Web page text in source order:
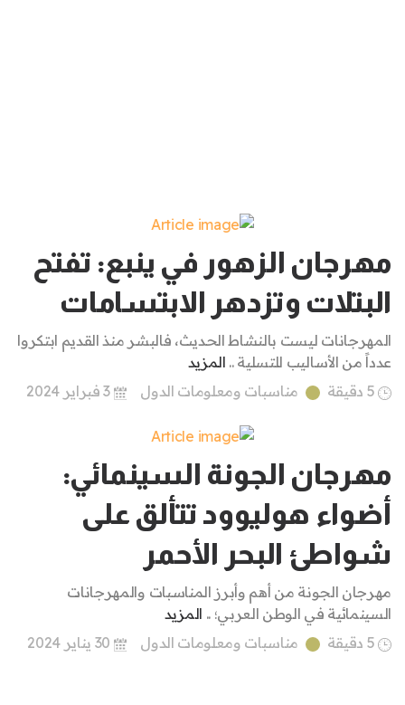
مهرجان الزهور في ينبع: تفتح
البتلات وتزدهر الابتسامات
المهرجانات ليست بالنشاط الحديث، فالبشر منذ القديم ابتكروا
عدداً من الأساليب للتسلية .. المزيد
5 دقيقة
مناسبات ومعلومات الدول
مهرجان الجونة السينمائي:
أضواء هوليوود تتألق على
شواطئ البحر الأحمر
مهرجان الجونة من أهم وأبرز المناسبات والمهرجانات
السينمائية في الوطن العربي؛ .. المزيد
5 دقيقة
مناسبات ومعلومات الدول